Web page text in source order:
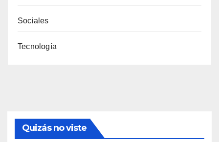
Sociales
Tecnología
Quizás no viste